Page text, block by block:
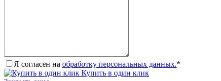
Я согласен на обработку персональных данных.*
Купить в один клик